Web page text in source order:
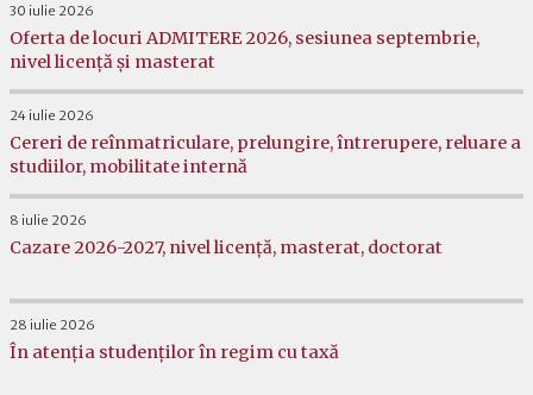
30 iulie 2026
Oferta de locuri ADMITERE 2026, sesiunea septembrie,
nivel licență și masterat
24 iulie 2026
Cereri de reînmatriculare, prelungire, întrerupere, reluare a
studiilor, mobilitate internă
8 iulie 2026
Cazare 2026-2027, nivel licență, masterat, doctorat
28 iulie 2026
În atenția studenților în regim cu taxă